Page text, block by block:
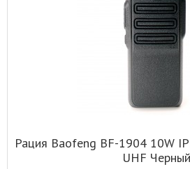
Рация Baofeng BF-1904 10W
UHF Черный